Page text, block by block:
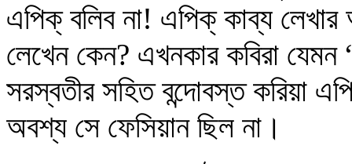
এপিক্‌ বলিব না! এপিক্‌ কাব্য
লেখেন কেন? এখনকার কবিরা
সরস্বতীর সহিত বন্দোবস্ত করিয়া
অবশ্য সে ফেসিয়ান ছিল না।